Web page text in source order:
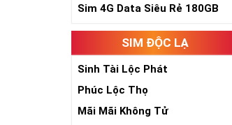
Sim 4G Data Siêu Rẻ 180GB
SIM ĐỘC LẠ
Sinh Tài Lộc Phát
Phúc Lộc Thọ
Mãi Mãi Không Tử